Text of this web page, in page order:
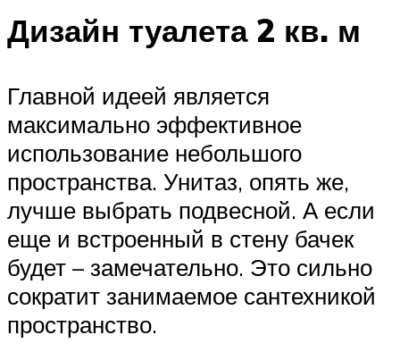
Дизайн туалета 2 кв. м
Главной идеей является
максимально эффективное
использование небольшого
пространства. Унитаз, опять же,
лучше выбрать подвесной. А если
еще и встроенный в стену бачек
будет – замечательно. Это сильно
сократит занимаемое сантехникой
пространство.